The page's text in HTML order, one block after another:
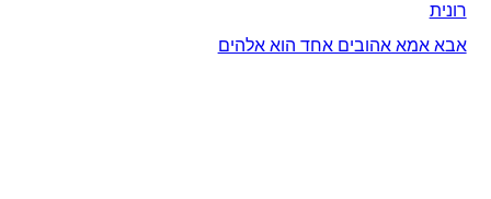
רונית
אבא אמא אהובים אחד הוא אלהים